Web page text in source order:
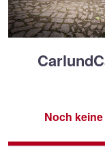
Noch